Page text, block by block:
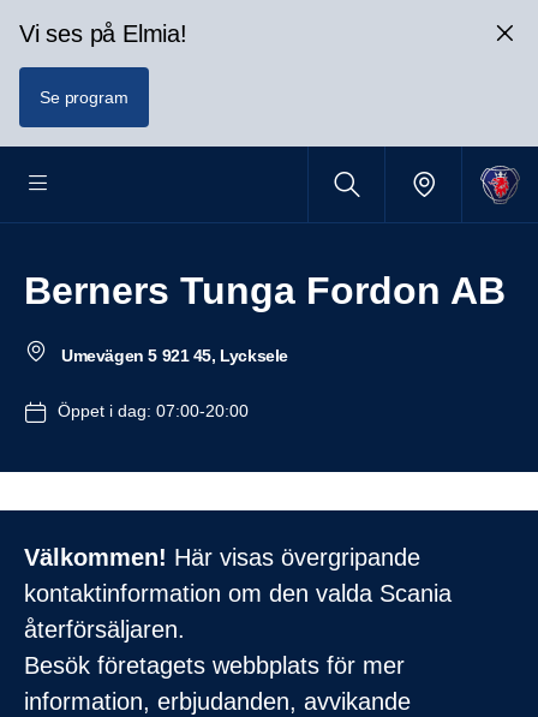
Vi ses på Elmia!
Se program
Berners Tunga Fordon AB
Umevägen 5 921 45, Lycksele
Öppet i dag: 07:00-20:00
Välkommen! Här visas övergripande
kontaktinformation om den valda Scania
återförsäljaren.
Besök företagets webbplats för mer
information, erbjudanden, avvikande